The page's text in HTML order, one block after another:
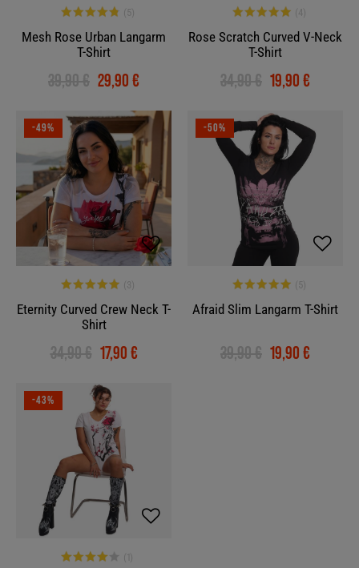
Mesh Rose Urban Langarm
T-Shirt
39,90 € 29,90 €
Rose Scratch Curved V-Neck
T-Shirt
34,90 € 19,90 €
-49%
Eternity Curved Crew Neck T-
Shirt
34,90 € 17,90 €
-50%
Afraid Slim Langarm T-Shirt
39,90 € 19,90 €
-43%